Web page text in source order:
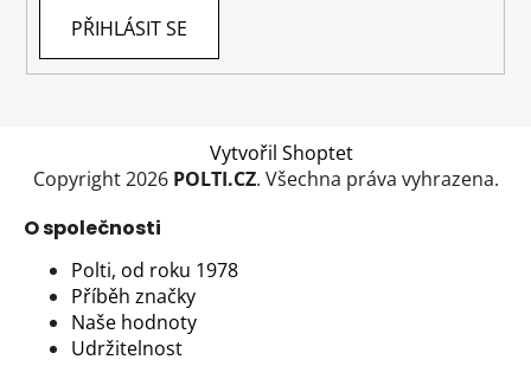
PŘIHLÁSIT SE
Vytvořil Shoptet
Copyright 2026 POLTI.CZ. Všechna práva vyhrazena.
O společnosti
Polti, od roku 1978
Příběh značky
Naše hodnoty
Udržitelnost